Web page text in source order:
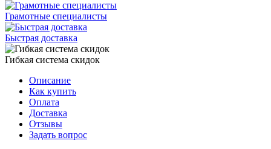
Грамотные специалисты
Быстрая доставка
Гибкая система скидок
Описание
Как купить
Оплата
Доставка
Отзывы
Задать вопрос